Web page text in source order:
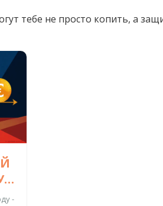
тебе не просто копить, а
-